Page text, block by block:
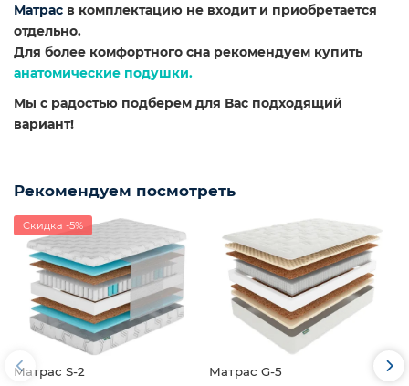
Матрас в комплектацию не входит и приобретается
отдельно.
Для более комфортного сна рекомендуем купить
анатомические подушки.
Мы с радостью подберем для Вас подходящий
вариант!
Рекомендуем посмотреть
Скидка -5%
Матрас S-2 Матрас G-5